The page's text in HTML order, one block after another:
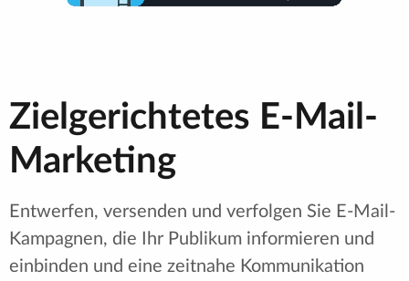
Zielgerichtetes E-Mail-
Marketing
Entwerfen, versenden und verfolgen Sie E-Mail-
Kampagnen, die Ihr Publikum informieren und
einbinden und eine zeitnahe Kommunikation